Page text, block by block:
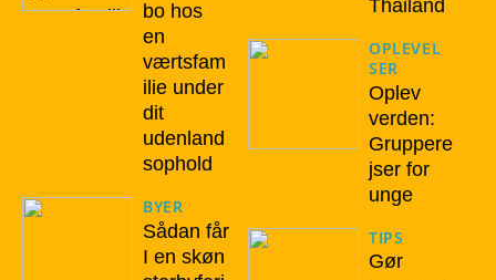
bo hos
en
værtsfam
ilie under
dit
udenland
sophold
BYER
Sådan får
I en skøn
Thailand
OPLEVEL
SER
Oplev
verden:
Gruppere
jser for
unge
TIPS
Gør